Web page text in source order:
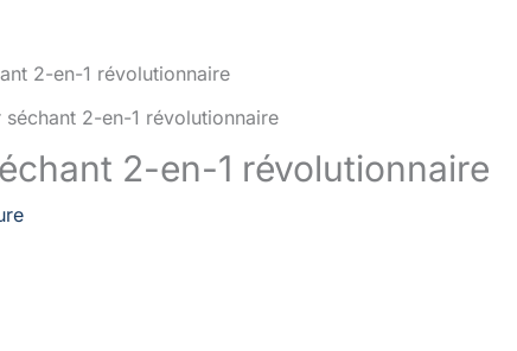
2-en-1 révolutionnaire
2-en-1 révolutionnaire